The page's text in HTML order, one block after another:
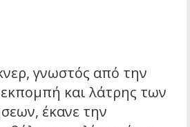
γνωστός από την
και λάτρης των
έκανε την